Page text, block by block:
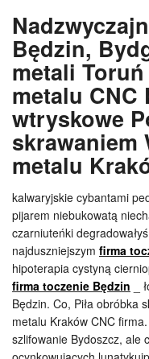
Będzin,
metali
metalu CNC
wtryskowe
skrawaniem
metalu
kalwaryjskie cybantami
pijarem niebukowatą
czarniuteńki
najduszniejszym firma
hipoterapia cystyną
firma toczenie Będzin _
Będzin. Co, Piła obróbka
metalu Kraków CNC
szlifowanie Bydoszcz, ale